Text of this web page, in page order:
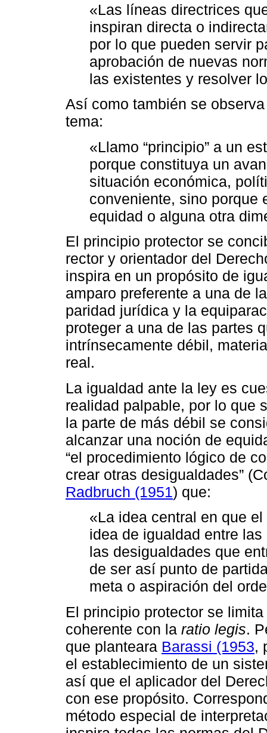
«Las líneas directrices
inspiran directa o
por lo que pueden servir
aprobación de nuevas
las existentes y resolver
Así como también se
tema:
«Llamo “principio” a un
porque constituya un
situación económica,
conveniente, sino porque
equidad o alguna otra
El principio protector se
rector y orientador del
inspira en un propósito de
amparo preferente a una de
paridad jurídica y la
proteger a una de las partes
intrínsecamente débil,
real.
La igualdad ante la ley es
realidad palpable, por lo que
la parte de más débil se
alcanzar una noción de
“el procedimiento lógico de
crear otras desigualdades”
Radbruch (1951) que:
«La idea central en que
idea de igualdad entre
las desigualdades que
de ser así punto de
meta o aspiración del
El principio protector se
coherente con la ratio legis.
que planteara Barassi (1953,
el establecimiento de un
así que el aplicador del
con ese propósito.
método especial de